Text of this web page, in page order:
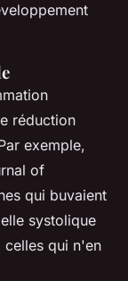
réduction
exemple,
of
qui buvaient
systolique
qui n'en